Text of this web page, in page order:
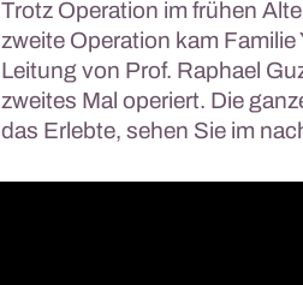
Trotz Operation im frühen
zweite Operation kam
Leitung von Prof. Raphael
zweites Mal operiert. Die
das Erlebte, sehen Sie im